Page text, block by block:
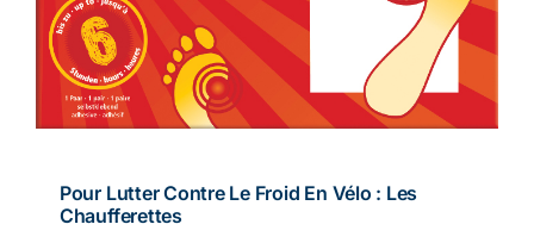
Pour Lutter Contre Le Froid En Vélo : Les
Chaufferettes